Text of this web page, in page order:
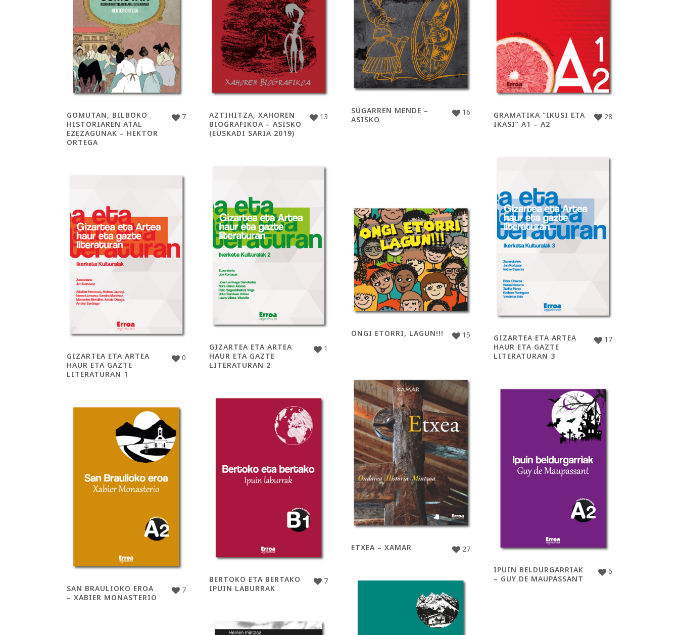
16
SUGARREN MENDE –
ASISKO
28
GRAMATIKA “IKUSI ETA
IKASI” A1 – A2
7
GOMUTAN, BILBOKO
HISTORIAREN ATAL
EZEZAGUNAK – HEKTOR
ORTEGA
13
AZTIHITZA, XAHOREN
BIOGRAFIKOA – ASISKO
(EUSKADI SARIA 2019)
15
ONGI ETORRI, LAGUN!!!
17
GIZARTEA ETA ARTEA
HAUR ETA GAZTE
LITERATURAN 3
1
GIZARTEA ETA ARTEA
HAUR ETA GAZTE
LITERATURAN 2
0
GIZARTEA ETA ARTEA
HAUR ETA GAZTE
LITERATURAN 1
27
ETXEA – XAMAR
6
IPUIN BELDURGARRIAK
– GUY DE MAUPASSANT
7
BERTOKO ETA BERTAKO
IPUIN LABURRAK
7
SAN BRAULIOKO EROA
– XABIER MONASTERIO